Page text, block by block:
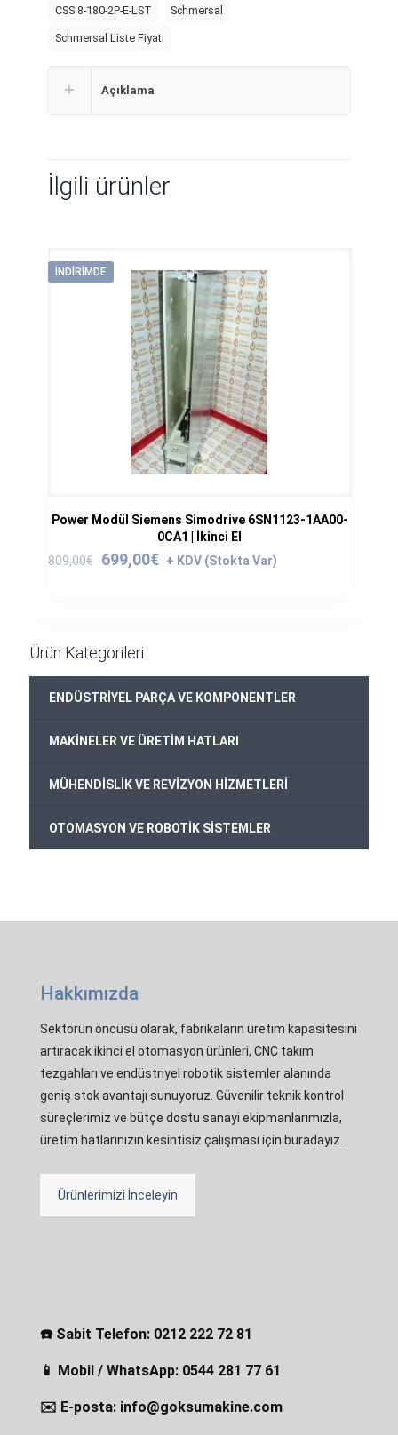
CSS 8-180-2P-E-LST Schmersal
Schmersal Liste Fiyatı
Açıklama
İlgili ürünler
İNDIRIMDE
Power Modül Siemens Simodrive 6SN1123-1AA00-
0CA1 | İkinci El
809,00€
Orijinal
699,00€
Şu
Ürün Kategorileri
ENDÜSTRİYEL PARÇA VE KOMPONENTLER
MAKİNELER VE ÜRETİM HATLARI
MÜHENDİSLİK VE REVİZYON HİZMETLERİ
OTOMASYON VE ROBOTİK SİSTEMLER
Hakkımızda
Sektörün öncüsü olarak, fabrikaların üretim kapasitesini
artıracak ikinci el otomasyon ürünleri, CNC takım
tezgahları ve endüstriyel robotik sistemler alanında
geniş stok avantajı sunuyoruz. Güvenilir teknik kontrol
süreçlerimiz ve bütçe dostu sanayi ekipmanlarımızla,
üretim hatlarınızın kesintisiz çalışması için buradayız.
Ürünlerimizi İnceleyin
☎️ Sabit Telefon: 0212 222 72 81
📱 Mobil / WhatsApp: 0544 281 77 61
✉️ E-posta: info@goksumakine.com